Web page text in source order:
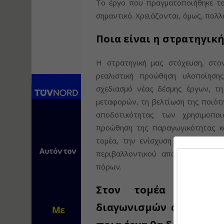
Το έργο που πραγματοποιήθηκε
σημαντικό. Χρειάζονται, όμως,
Ποια είναι η
Η στρατηγική μας στόχευση,
ρεαλιστική προώθηση
σχεδιασμό νέας δέσμης έργων,
μεταφορών, τη βελτίωση της
αποδοτικότητας των
προώθηση της παραγωγικότητας
τομέα, την ενίσχυση των
περιβαλλοντικού αποτυπώματος
πόρων.
Στον τομέα των
διαγωνισμών αρκετών